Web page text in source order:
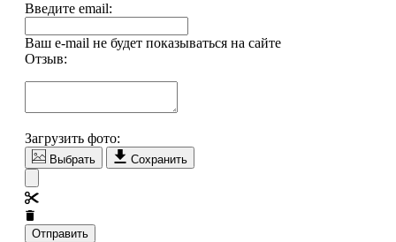
Введите email:
Ваш e-mail не будет показываться на сайте
Отзыв:
Загрузить фото:
Выбрать Сохранить
Отправить